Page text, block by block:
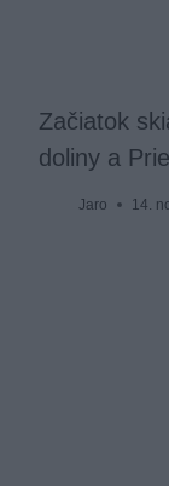
Začiatok
doliny a
Jaro 14.